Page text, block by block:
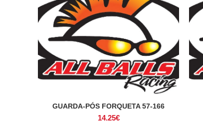
ADICIONAR
GUARDA-PÓS FORQUETA 57-166
14.25€